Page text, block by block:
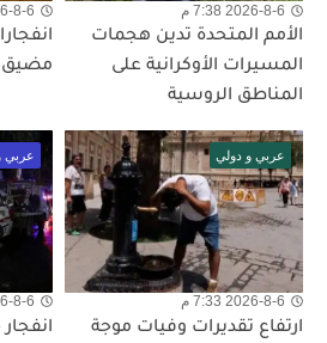
2026-8-6 7:38 م
الأمم المتحدة تدين هجمات
المسيرات الأوكرانية على
المناطق الروسية
2026-8-
مضيق
عربي و دولي
2026-8-6 7:33 م
ارتفاع تقديرات وفيات موجة
عربي
2026-8-